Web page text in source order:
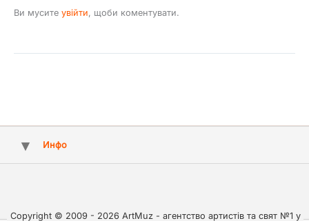
Ви мусите увійти, щоби коментувати.
Инфо
Copyright © 2009 - 2026 ArtMuz - агентство артистів та свят №1 у